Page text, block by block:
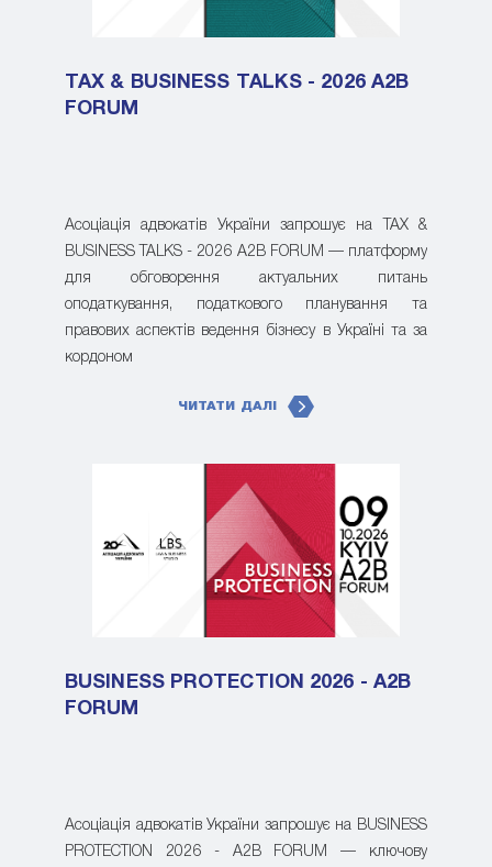
TAX & BUSINESS TALKS - 2026 A2B
FORUM
Асоціація адвокатів України запрошує на TAX &
BUSINESS TALKS - 2026 A2B FORUM — платформу
для обговорення актуальних питань
оподаткування, податкового планування та
правових аспектів ведення бізнесу в Україні та за
кордоном
ЧИТАТИ ДАЛІ
BUSINESS PROTECTION 2026 - A2B
FORUM
Асоціація адвокатів України запрошує на BUSINESS
PROTECTION 2026 - A2B FORUM — ключову